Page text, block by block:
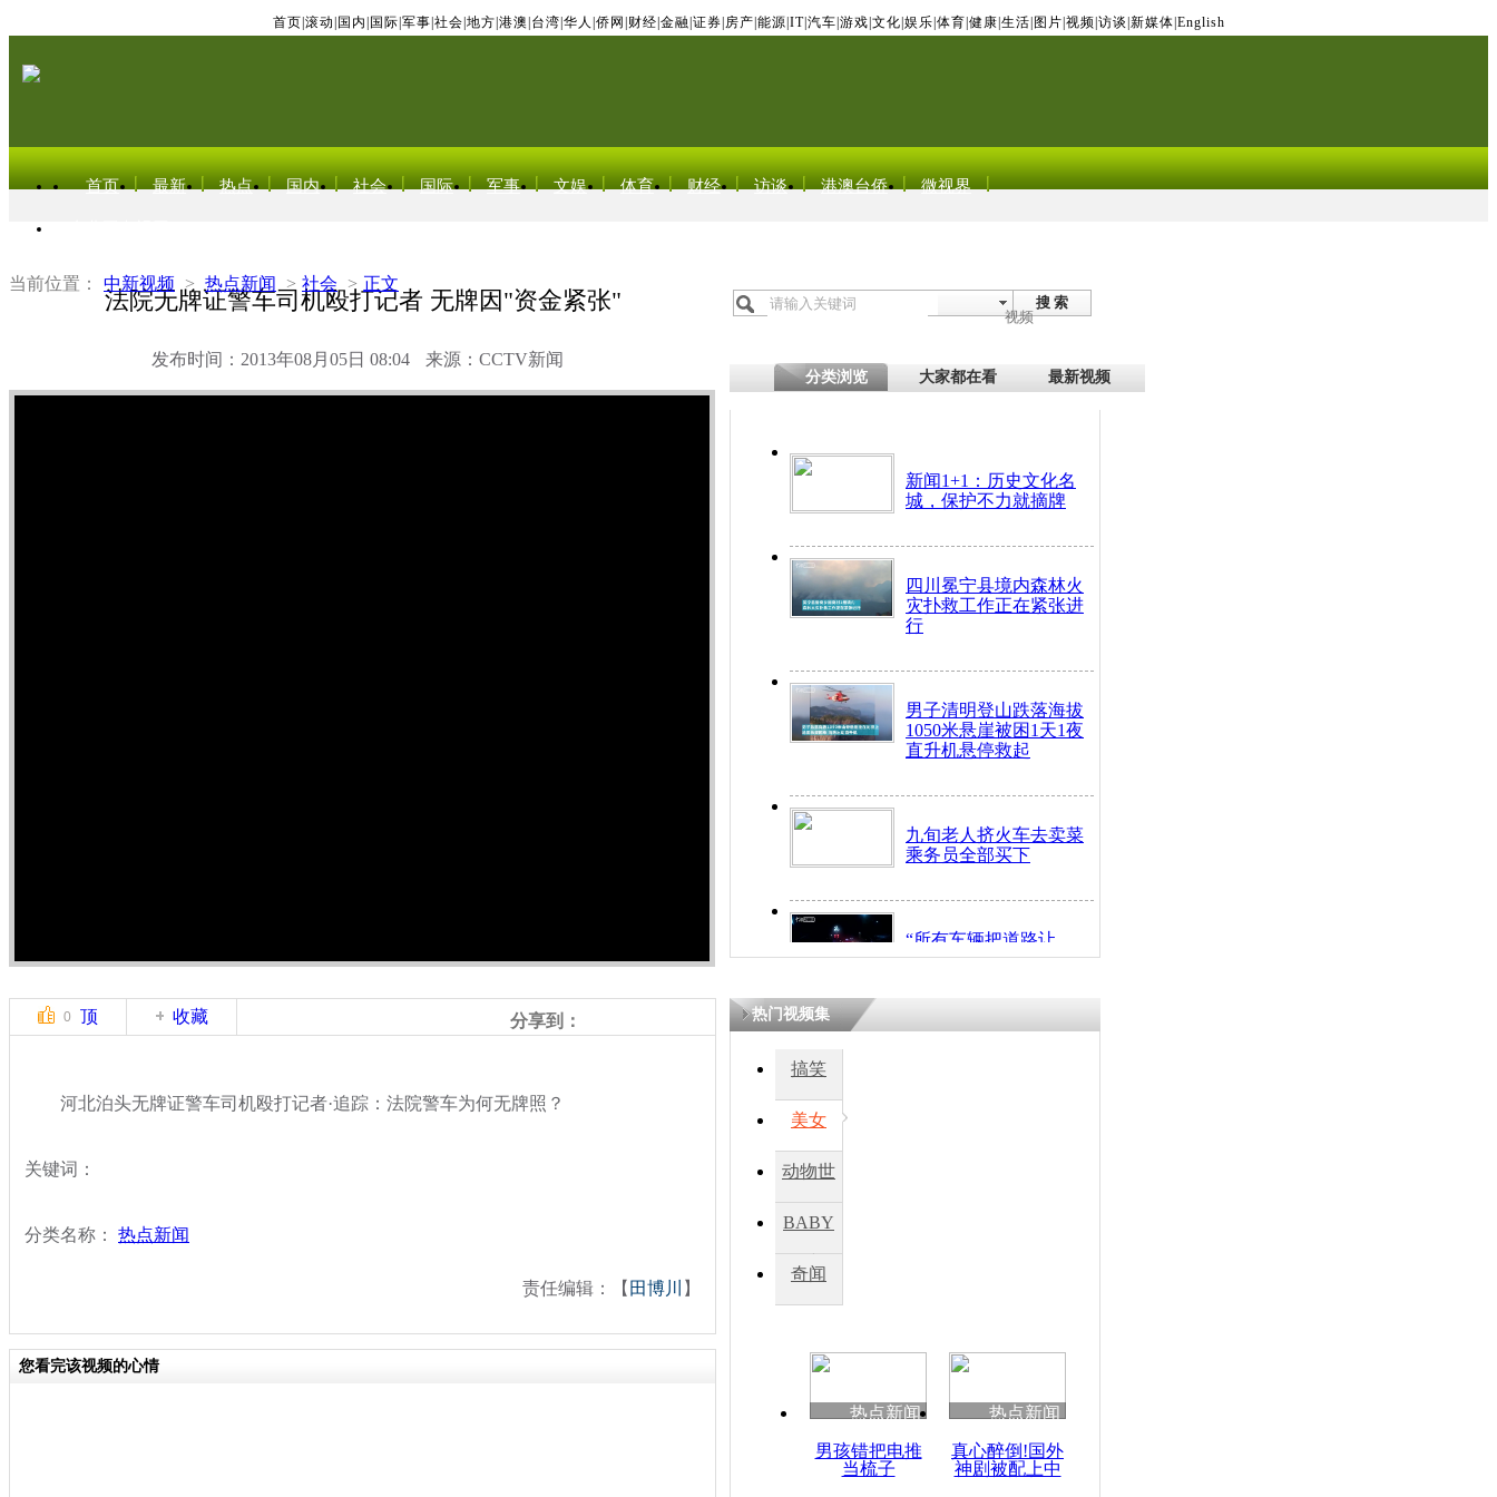
首页 滚动 国内 国际 军事 社会 地方 港澳 台湾 华人 侨网 财经 金融 证券 房产 能源 IT| 汽车 游戏 文化 娱乐 体育 健康 生活 图片 视频 访谈 新媒体 English
首页 最新 热点 国内 社会 国际 军事 文娱 体育 财经 访谈 港澳台侨 微视界
当前位置： 中新视频 > 热点新闻 > 社会 > 正文
法院无牌证警车司机殴打记者 无牌因"资金紧张"
发布时间：2013年08月05日 08:04 来源：CCTV新闻
搜 索
视频
分类浏览 大家都在看 最新视频
新闻1+1：历史文化名
城，保护不力就摘牌
四川冕宁县境内森林火
灾扑救工作正在紧张进
行
男子清明登山跌落海拔
1050米悬崖被困1天1夜
直升机悬停救起
九旬老人挤火车去卖菜
乘务员全部买下
“所有车辆把道路让
开！”儿童突发疾病交
四川兴文苗乡上万人欢
度苗族花山节
0 顶 收藏 分享到：
河北泊头无牌证警车司机殴打记者·追踪：法院警车为何无牌照？
关键词：
分类名称： 热点新闻
责任编辑：【 田博川 】
您看完该视频的心情
热门视频集
搞笑
美女
动物世
BABY
秀
奇闻
热点新闻
男孩错把电推
当梳子
热点新闻
真心醉倒!国外
神剧被配上中